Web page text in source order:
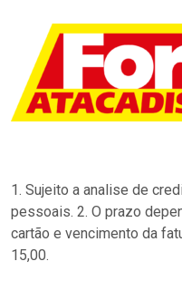
1. Sujeito a analise de
pessoais. 2. O prazo
cartão e vencimento da
15,00.